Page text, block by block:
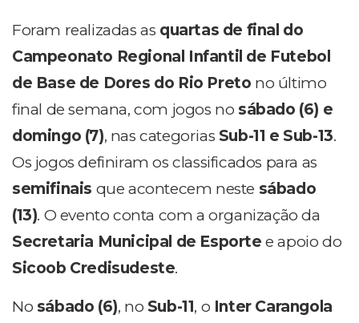
Foram realizadas as quartas de final do
Campeonato Regional Infantil de Futebol
de Base de Dores do Rio Preto no último
final de semana, com jogos no sábado (6) e
domingo (7), nas categorias Sub-11 e Sub-13.
Os jogos definiram os classificados para as
semifinais que acontecem neste sábado
(13). O evento conta com a organização da
Secretaria Municipal de Esporte e apoio do
Sicoob Credisudeste.
No sábado (6), no Sub-11, o Inter Carangola